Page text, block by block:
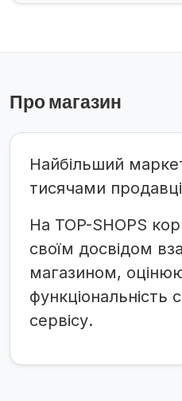
Про магазин
Найбільший
тисячами
На TOP-SHOPS
своїм досвідом
магазином,
функціональність
сервісу.